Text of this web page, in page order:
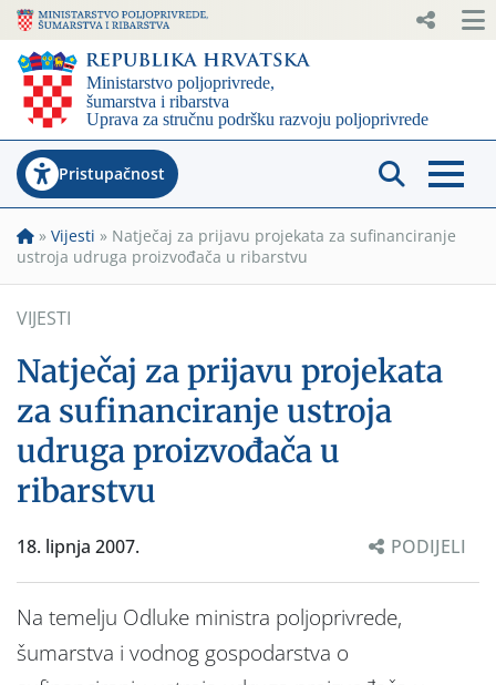
Pristupačnost
» Vijesti » Natječaj za prijavu projekata za sufinanciranje
ustroja udruga proizvođača u ribarstvu
VIJESTI
Natječaj za prijavu projekata
za sufinanciranje ustroja
udruga proizvođača u
ribarstvu
18. lipnja 2007. PODIJELI
Na temelju Odluke ministra poljoprivrede,
šumarstva i vodnog gospodarstva o